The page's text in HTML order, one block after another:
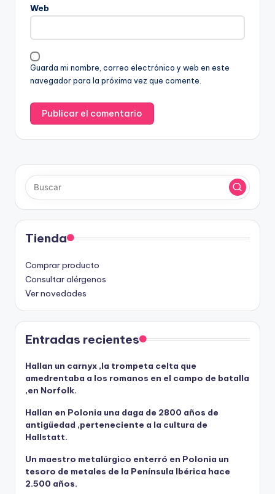
Web
Guarda mi nombre, correo electrónico y web en este
navegador para la próxima vez que comente.
Tienda
Comprar producto
Consultar alérgenos
Ver novedades
Entradas recientes
Hallan un carnyx ,la trompeta celta que
amedrentaba a los romanos en el campo de batalla
,en Norfolk.
Hallan en Polonia una daga de 2800 años de
antigüedad ,perteneciente a la cultura de
Hallstatt.
Un maestro metalúrgico enterró en Polonia un
tesoro de metales de la Península Ibérica hace
2.500 años.